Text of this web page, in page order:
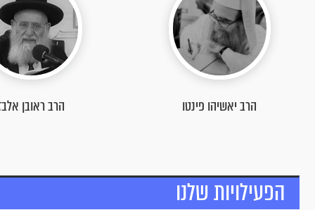
הרב יאשיהו פינטו הרב ראובן
הפעילויות שלנו